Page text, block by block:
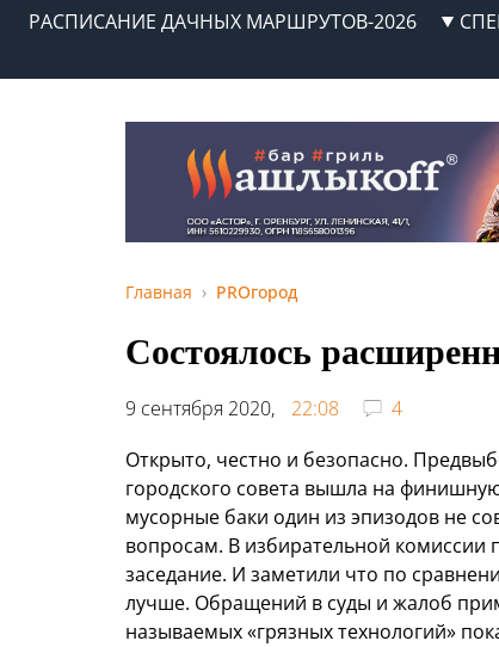
РАСПИСАНИЕ ДАЧНЫХ МАРШРУТОВ-2026
Главная PROгород
Состоялось
9 сентября 2020, 22:08
4
Открыто, честно и безопасно.
городского совета вышла на
мусорные баки один из эпизодов не
вопросам. В избирательной комиссии
заседание. И заметили что по
лучше. Обращений в суды и жалоб
называемых «грязных технологий»